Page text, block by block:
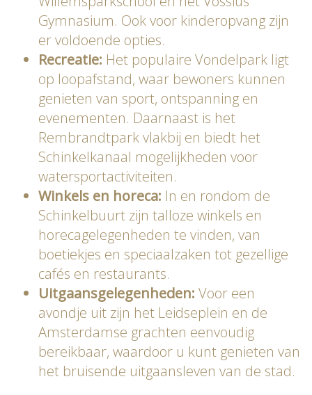
Gymnasium. Ook voor kinderopvang zijn
er voldoende opties.
Recreatie: Het populaire Vondelpark ligt
op loopafstand, waar bewoners kunnen
genieten van sport, ontspanning en
evenementen. Daarnaast is het
Rembrandtpark vlakbij en biedt het
Schinkelkanaal mogelijkheden voor
watersportactiviteiten.
Winkels en horeca: In en rondom de
Schinkelbuurt zijn talloze winkels en
horecagelegenheden te vinden, van
boetiekjes en speciaalzaken tot gezellige
cafés en restaurants.
Uitgaansgelegenheden: Voor een
avondje uit zijn het Leidseplein en de
Amsterdamse grachten eenvoudig
bereikbaar, waardoor u kunt genieten van
het bruisende uitgaansleven van de stad.